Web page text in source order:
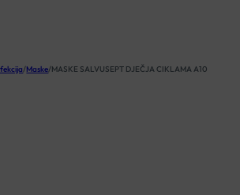
/Maske/MASKE SALVUSEPT DJEČJA CIKLAMA A10